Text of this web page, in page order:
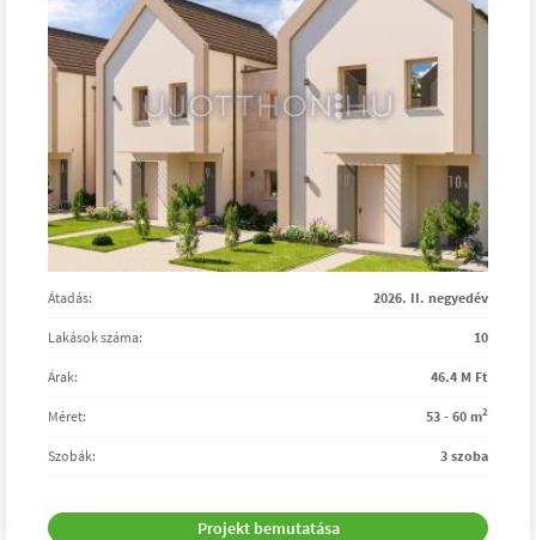
Átadás: 2026. II. negyedév
Lakások száma: 10
Árak: 46.4 M Ft
Méret: 53 - 60 m2
Szobák: 3 szoba
Projekt bemutatása